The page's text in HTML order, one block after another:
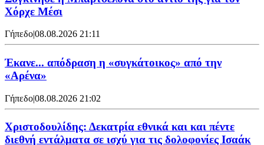
Χόρχε Μέσι
Γήπεδο|08.08.2026 21:11
Έκανε... απόδραση η «συγκάτοικος» από την
«Αρένα»
Γήπεδο|08.08.2026 21:02
Χριστοδουλίδης: Δεκατρία εθνικά και και πέντε
διεθνή εντάλματα σε ισχύ για τις δολοφονίες Ισαάκ